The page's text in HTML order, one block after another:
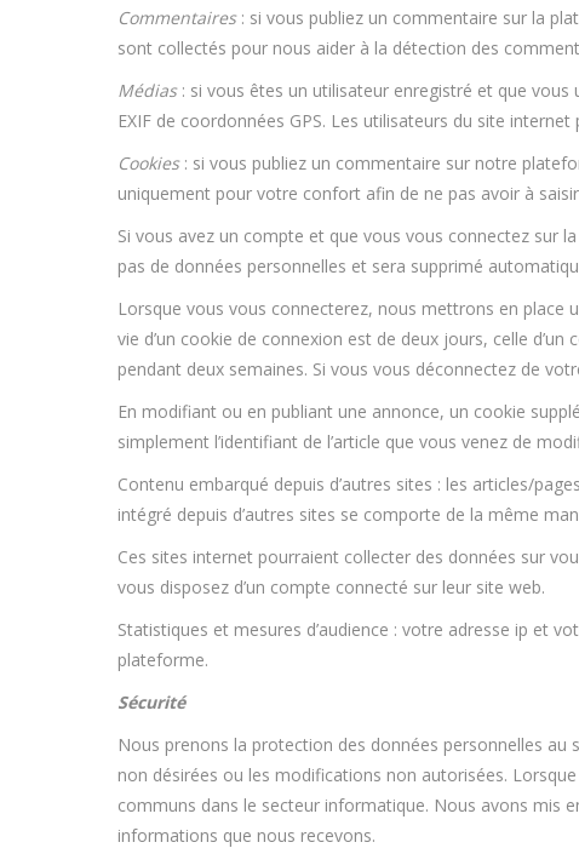
Commentaires: si vous publiez un commentaire sur la
sont collectés pour nous aider à la détection des
Médias: si vous êtes un utilisateur enregistré et que vous
EXIF de coordonnées GPS. Les utilisateurs du site
Cookies: si vous publiez un commentaire sur notre
uniquement pour votre confort afin de ne pas avoir à
Si vous avez un compte et que vous vous connectez sur
pas de données personnelles et sera supprimé
Lorsque vous vous connecterez, nous mettrons en place
vie d’un cookie de connexion est de deux jours, celle
pendant deux semaines. Si vous vous déconnectez de
En modifiant ou en publiant une annonce, un cookie
simplement l’identifiant de l’article que vous venez de
Contenu embarqué depuis d’autres sites : les articles/
intégré depuis d’autres sites se comporte de la même
Ces sites internet pourraient collecter des données sur
vous disposez d’un compte connecté sur leur site web.
Statistiques et mesures d’audience : votre adresse ip et
plateforme.
Sécurité
Nous prenons la protection des données personnelles
non désirées ou les modifications non autorisées.
communs dans le secteur informatique. Nous avons mis
informations que nous recevons.